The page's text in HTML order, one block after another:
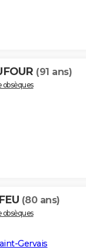
(91 ans)
(80 ans)
Gervais